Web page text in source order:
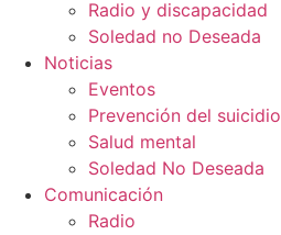
Radio y discapacidad
Soledad no Deseada
Noticias
Eventos
Prevención del suicidio
Salud mental
Soledad No Deseada
Comunicación
Radio